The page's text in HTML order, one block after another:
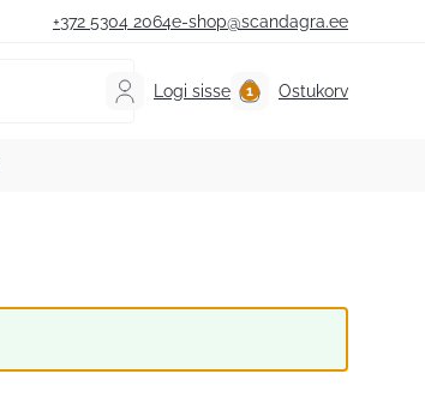
+372 5304 2064e-shop@scandagra.ee
Logi sisse Ostukorv